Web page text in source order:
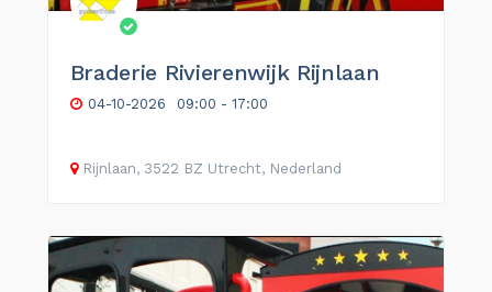
Braderie Rivierenwijk Rijnlaan
04-10-2026 09:00 - 17:00
Rijnlaan, 3522 BZ Utrecht, Nederland